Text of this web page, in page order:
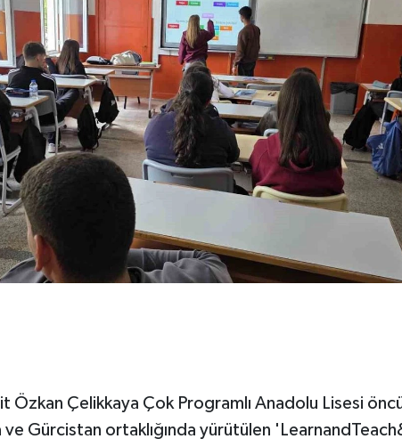
Özkan Çelikkaya Çok Programlı Anadolu Lisesi
ve Gürcistan ortaklığında yürütülen